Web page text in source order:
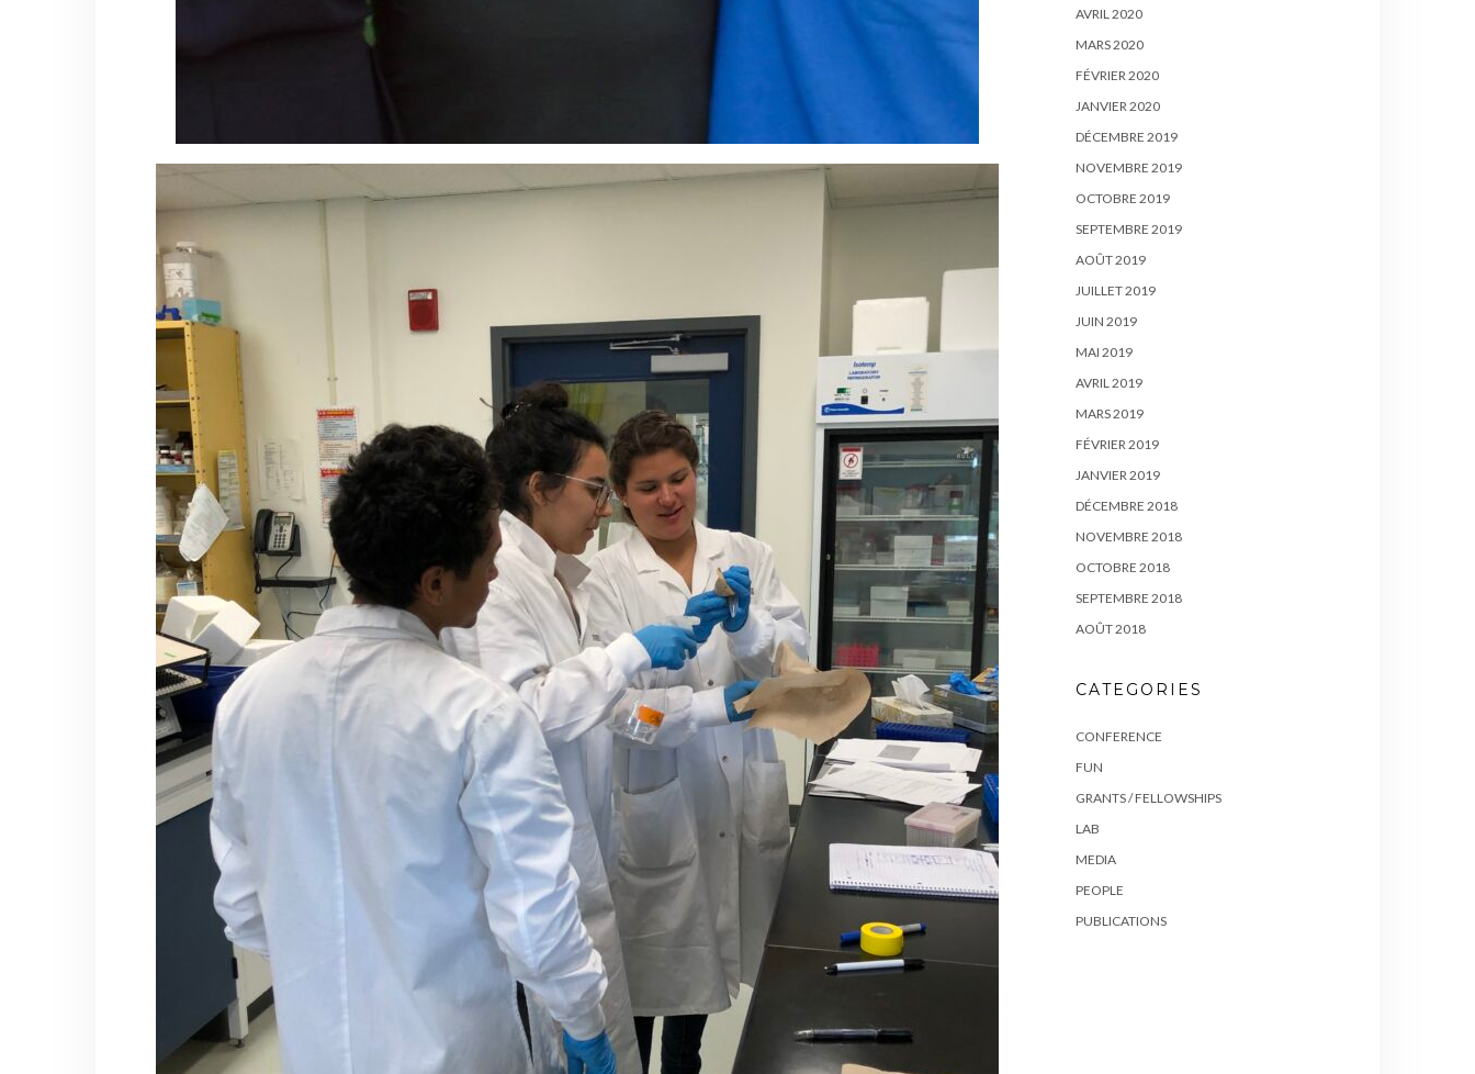
AVRIL 2020
MARS 2020
FÉVRIER 2020
JANVIER 2020
DÉCEMBRE 2019
NOVEMBRE 2019
OCTOBRE 2019
SEPTEMBRE 2019
AOÛT 2019
JUILLET 2019
JUIN 2019
MAI 2019
AVRIL 2019
MARS 2019
FÉVRIER 2019
JANVIER 2019
DÉCEMBRE 2018
NOVEMBRE 2018
OCTOBRE 2018
SEPTEMBRE 2018
AOÛT 2018
CATEGORIES
CONFERENCE
FUN
GRANTS / FELLOWSHIPS
LAB
MEDIA
PEOPLE
PUBLICATIONS